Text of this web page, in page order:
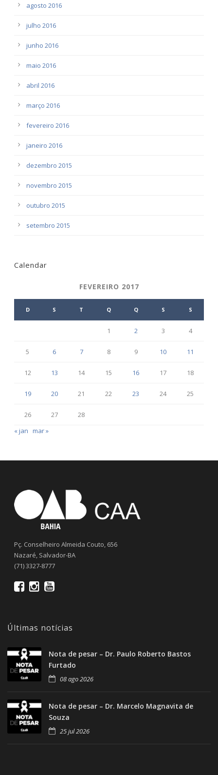
agosto 2016
julho 2016
junho 2016
maio 2016
abril 2016
março 2016
fevereiro 2016
janeiro 2016
dezembro 2015
novembro 2015
outubro 2015
setembro 2015
Calendar
FEVEREIRO 2017
D S T Q Q S S
1 2 3 4
5 6 7 8 9 10 11
12 13 14 15 16 17 18
19 20 21 22 23 24 25
26 27
28
« jan mar »
Pç. Conselheiro Almeida Couto, 656
Nazaré, Salvador-BA
(71) 3327-8777
Últimas notícias
Nota de pesar – Dr. Paulo Roberto Bastos
Furtado
08 ago 2026
Nota de pesar – Dr. Marcelo Magnavita de
Souza
25 jul 2026